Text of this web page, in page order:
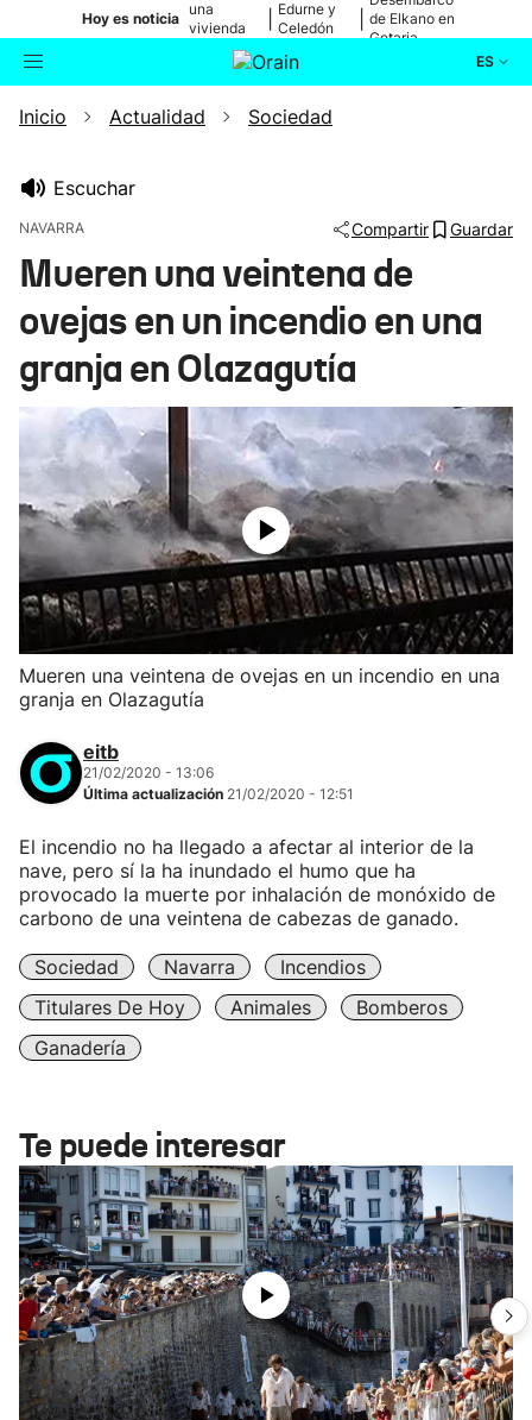
Hoy es noticia
una
vivienda
de Bilbao
Edurne y
Celedón
de Elkano en
Getaria
ES
Buscador Actualidad
Ikusmiran
Eguraldia
Inicio Actualidad Sociedad
Escuchar
NAVARRA Compartir Guardar
Mueren una veintena de
ovejas en un incendio en una
granja en Olazagutía
Mueren una veintena de ovejas en un incendio en una
granja en Olazagutía
eitb
21/02/2020 - 13:06
Última actualización 21/02/2020 - 12:51
El incendio no ha llegado a afectar al interior de la
nave, pero sí la ha inundado el humo que ha
provocado la muerte por inhalación de monóxido de
carbono de una veintena de cabezas de ganado.
Sociedad Navarra
Incendios
Titulares De Hoy
Animales
Bomberos
Ganadería
Te puede interesar